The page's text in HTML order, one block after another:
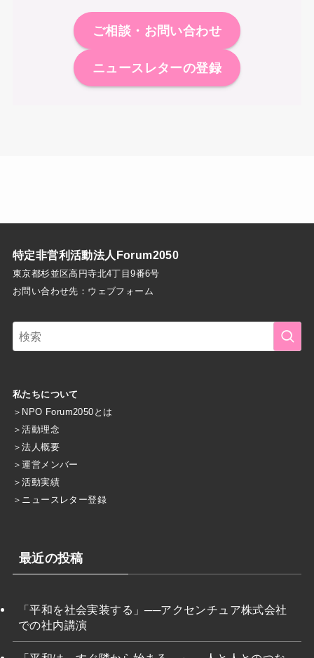
ご相談・お問い合わせ
ニュースレターの登録
特定非営利活動法人Forum2050
東京都杉並区高円寺北4丁目9番6号
お問い合わせ先： ウェブフォーム
私たちについて
＞ NPO Forum2050とは
＞活動理念
＞法人概要
＞運営メンバー
＞活動実績
＞ ニュースレター登録
最近の投稿
「平和を社会実装する」──アクセンチュア株式会社
での社内講演